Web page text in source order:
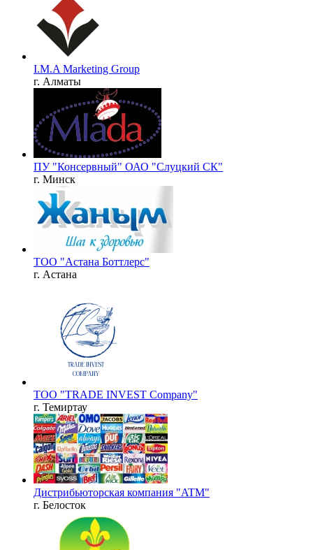
I.M.A Marketing Group
г. Алматы
ПУ "Консервный" ОАО "Слуцкий СК"
г. Минск
ТОО "Астана Боттлерс"
г. Астана
ТОО "TRADE INVEST Company"
г. Темиртау
Дистрибьюторская компания "ATM"
г. Белосток